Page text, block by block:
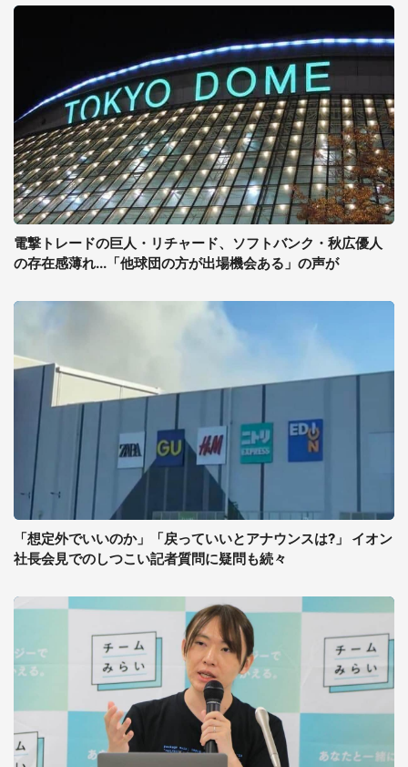
電撃トレードの巨人・リチャード、ソフトバンク・秋広優人
の存在感薄れ...「他球団の方が出場機会ある」の声が
「想定外でいいのか」「戻っていいとアナウンスは?」 イオン
社長会見でのしつこい記者質問に疑問も続々